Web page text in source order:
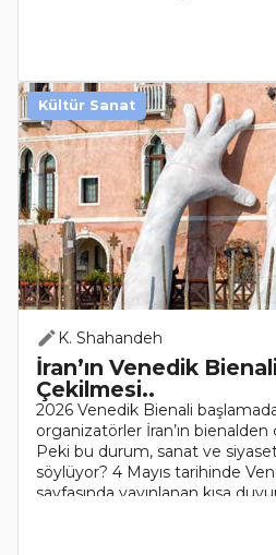
K. Shahandeh
İran’ın Venedik
Çekilmesi..
2026 Venedik Bienali
organizatörler İran’ın
Peki bu durum, sanat ve
söylüyor? 4 Mayıs tarihinde
sayfasında yayınlanan kısa
Kültür Sanat